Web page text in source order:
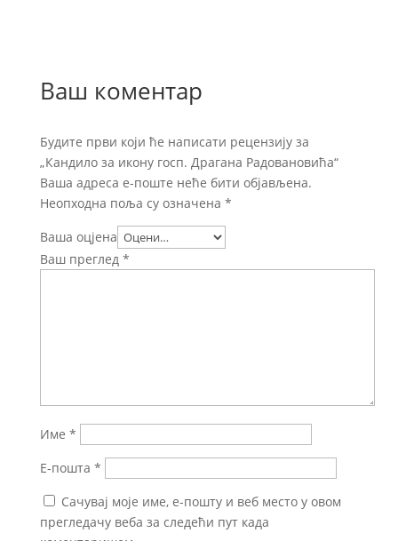
Ваш коментар
Будите први који ће написати рецензију за
„Кандило за икону госп. Драгана Радовановића“
Ваша адреса е-поште неће бити објављена.
Неопходна поља су означена *
Ваша оцјена
Ваш преглед *
Име *
Е-пошта *
Сачувај моје име, е-пошту и веб место у овом
прегледачу веба за следећи пут када